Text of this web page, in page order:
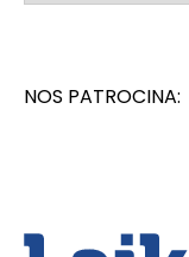
NOS PATROCINA: